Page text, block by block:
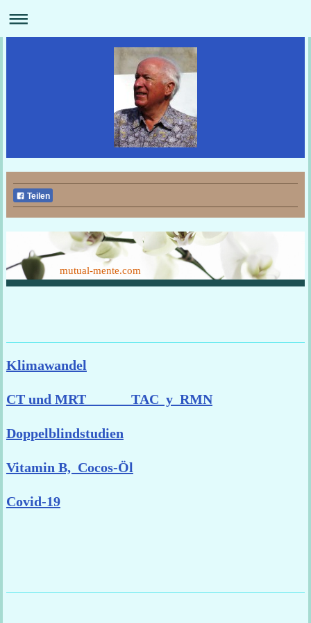
Teilen
mutual-mente.com
Klimawandel
CT und MRT TAC y RMN
Doppelblindstudien
Vitamin B, Cocos-Öl
Covid-19